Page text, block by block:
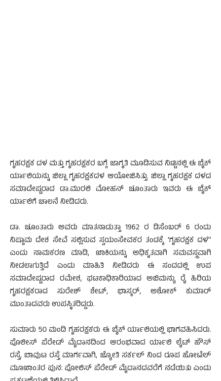
ಗೃಹರಕ್ಷಕ ದಳ ಮತ್ತು ಗೃಹರಕ್ಷಕರ ಬಗ್ಗೆ ಜಾಗೃತಿ ಮೂಡಿಸುವ ನಿಟ್ಟಿನಲ್ಲಿ ಈ ಬೈಕ್
ರ್ಯಾಲಿಯನ್ನು ಜಿಲ್ಲಾ ಗೃಹರಕ್ಷಕದಳ ಆಯೋಜಿಸಿತ್ತು. ಜಿಲ್ಲಾ ಗೃಹರಕ್ಷಕ ದಳದ
ಸಮಾದೇಷ್ಟರಾದ ಡಾ.ಮುರಲಿ ಮೋಹನ್ ಚೂಂತಾರು ಇವರು ಈ ಬೈಕ್
ರ್ಯಾಲಿಗೆ ಚಾಲನೆ ನೀಡಿದರು.
ಡಾ. ಚೂಂತಾರು ಅವರು ಮಾತನಾಡುತ್ತಾ 1962 ರ ಡಿಸೆಂಬರ್ 6 ರಂದು
ನಿಷ್ಠಾಮ ದೇಶ ಸೇವೆ ಸಲ್ಲಿಸುವ ಸ್ವಯಂಸೇವಕರ ತಂಡಕ್ಕೆ ‘ಗೃಹರಕ್ಷಕ ದಳ”
ಎಂದು ನಾಮಕರಣ ಮಾಡಿ, ಖಾಕಿಯನ್ನು ಅಧಿಕೃತವಾಗಿ ಸಮವಸ್ತ್ರವಾಗಿ
ನೀಡಲಾಗುತ್ತಿದೆ ಎಂದು ಮಾಹಿತಿ ನೀಡಿದರು ಈ ಸಂದದಲ್ಲಿ ಉಪ
ಸಮಾದೇಷ್ಟರಾದ ರಮೇಶ, ಘಟಕಾಧಿಕಾರಿಯಾದ ಅಬಿಮನ್ಯು ರೈ ಹಿರಿಯ
ಗೃಹರಕ್ಷಕರಾದ ಸುರೇಶ್ ಶೇಟ್, ಭಾಸ್ಕರ್, ಅಶೋಕ್ ಕುಮಾರ್
ಮುಂತಾದವರು ಉಪಸ್ಥಿತರಿದ್ದರು.
ಸುಮಾರು 50 ಮಂದಿ ಗೃಹರಕ್ಷಕರು ಈ ಬೈಕ್ ರ್ಯಾಲಿಯಲ್ಲಿ ಭಾಗವಹಿಸಿದರು.
ಪೊಲೀಸ್ ಪೆರೇಡ್ ಮೈದಾನದಿಂದ ಆರಂಭವಾದ ರ್ಯಾಲಿ ಲೈಟ್ ಹೌಸ್
ರಸ್ತೆ, ಬಾವುಟ ರಸ್ತೆ ಮಾರ್ಗವಾಗಿ, ಜ್ಯೋತಿ ಸರ್ಕಲ್ ನಿಂದ ರೂಪ ಹೋಟೆಲ್
ಮೂಖಾಂತರ ಪುನ: ಪೋಲಿಸ್ ಪೆರೇಡ್ ಮೈದಾನದವರೆಗೆ ನಡೆಯಿತು ಎಂದು